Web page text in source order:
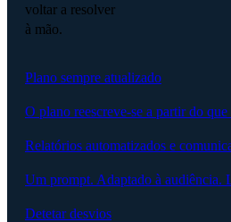
voltar a resolver
à mão.
Plano sempre atualizado
O plano reescreve-se a partir do
Relatórios automatizados e
Um prompt. Adaptado à audiência.
Detetar desvios